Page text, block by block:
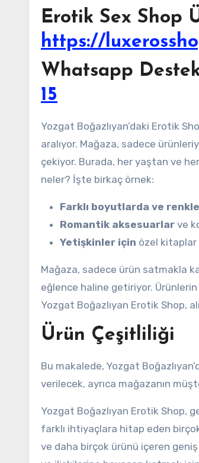
Erotik Sex Shop
https://
Whatsapp
15
Yozgat Boğazlıyan’daki Erotik
aralıyor. Mağaza, sadece
çekiyor. Burada, her yaştan ve
neler? İşte birkaç örnek:
Farklı boyutlarda ve
Romantik aksesuarlar ve
Yetişkinler için özel kitaplar
Mağaza, sadece ürün satmakla
eğlence haline getiriyor.
Yozgat Boğazlıyan Erotik Shop,
Ürün Çeşitliliği
Bu makalede, Yozgat
verilecek, ayrıca mağazanın
Yozgat Boğazlıyan Erotik Shop,
farklı ihtiyaçlara hitap eden
ve daha birçok ürünü içeren